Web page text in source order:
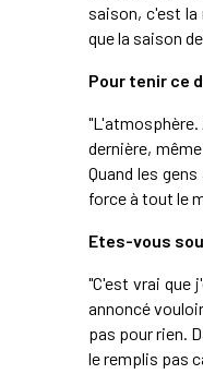
saison, c'est
que la saison
Pour tenir ce
"L'atmosphère.
dernière,
Quand les
force à tout le
Etes-vous
"C'est vrai que
annoncé
pas pour rien.
le remplis pas